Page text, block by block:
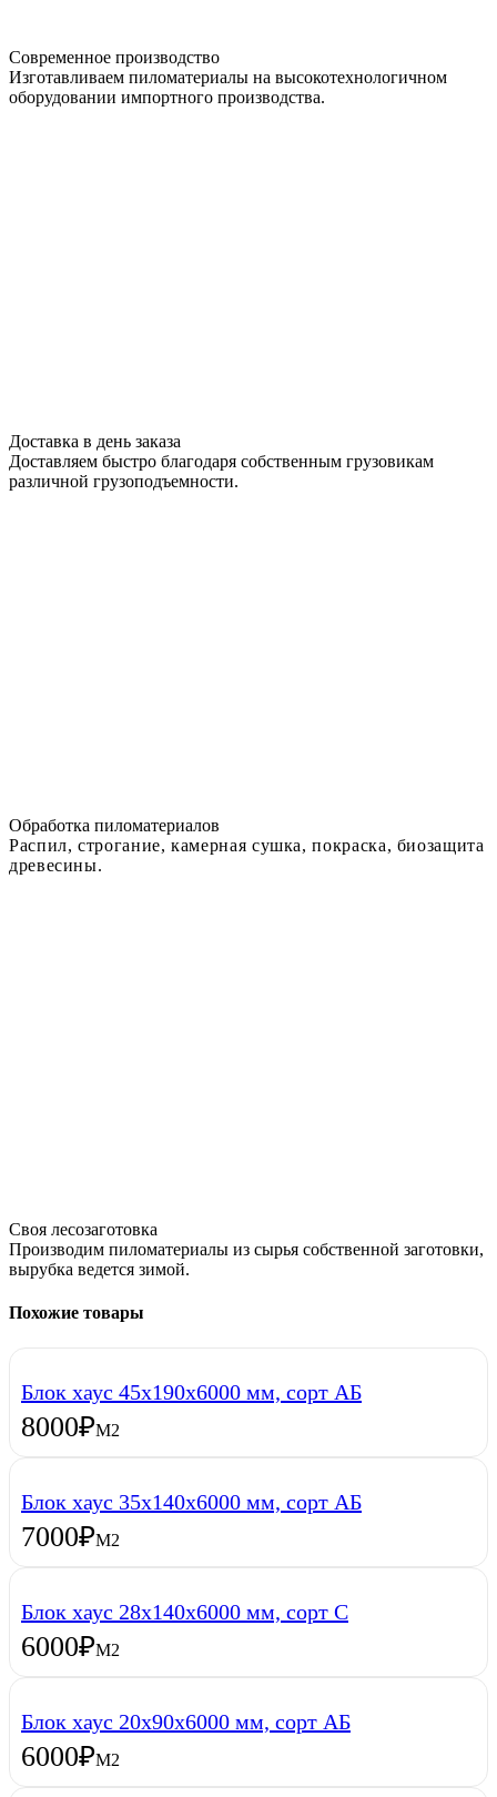
Современное производство
Изготавливаем пиломатериалы на высокотехнологичном
оборудовании импортного производства.
Доставка в день заказа
Доставляем быстро благодаря собственным грузовикам
различной грузоподъемности.
Обработка пиломатериалов
Распил, строгание, камерная сушка, покраска, биозащита
древесины.
Своя лесозаготовка
Производим пиломатериалы из сырья собственной заготовки,
вырубка ведется зимой.
Похожие товары
Блок хаус 45х190х6000 мм, сорт АБ
8000₽М2
Блок хаус 35х140х6000 мм, сорт АБ
7000₽М2
Блок хаус 28х140х6000 мм, сорт С
6000₽М2
Блок хаус 20х90х6000 мм, сорт АБ
6000₽М2